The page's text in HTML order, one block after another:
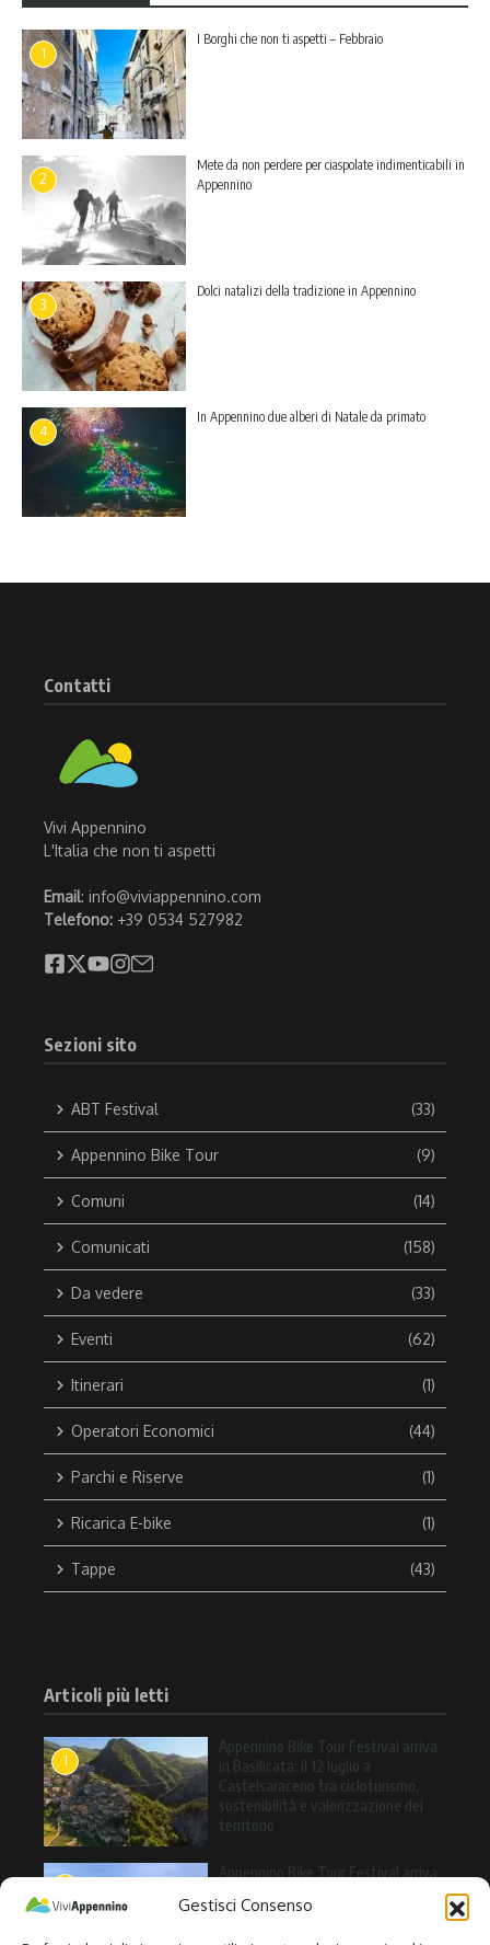
Gestisci Consenso
1
I Borghi che non ti aspetti – Febbraio
2
Mete da non perdere per ciaspolate indimenticabili in
Appennino
3
Dolci natalizi della tradizione in Appennino
4
In Appennino due alberi di Natale da primato
Contatti
Vivi Appennino
L'Italia che non ti aspetti
Email: info@viviappennino.com
Telefono: +39 0534 527982
Sezioni sito
ABT Festival (33)
Appennino Bike Tour (9)
Comuni (14)
Comunicati (158)
Da vedere (33)
Eventi (62)
Itinerari (1)
Operatori Economici (44)
Parchi e Riserve (1)
Ricarica E-bike (1)
Tappe (43)
Articoli più letti
1
Appennino Bike Tour Festival arriva
in Basilicata: il 12 luglio a
Castelsaraceno tra cicloturismo,
sostenibilità e valorizzazione del
territorio
Appennino Bike Tour Festival arriva
giornata tra cicloturismo, natura e